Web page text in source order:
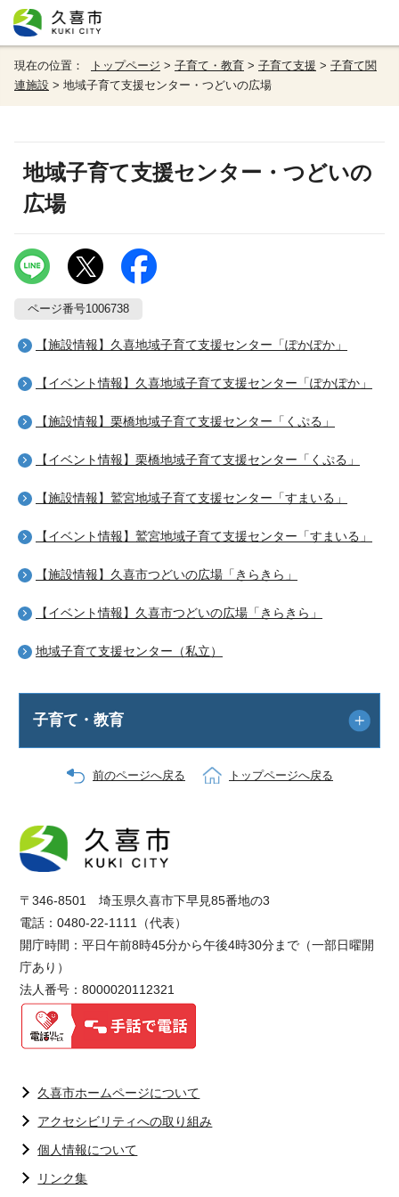
現在の位置： トップページ > 子育て・教育 > 子育て支援 > 子育て関
連施設 > 地域子育て支援センター・つどいの広場
地域子育て支援センター・つどいの
広場
ページ番号1006738
【施設情報】久喜地域子育て支援センター「ぽかぽか」
【イベント情報】久喜地域子育て支援センター「ぽかぽか」
【施設情報】栗橋地域子育て支援センター「くぷる」
【イベント情報】栗橋地域子育て支援センター「くぷる」
【施設情報】鷲宮地域子育て支援センター「すまいる」
【イベント情報】鷲宮地域子育て支援センター「すまいる」
【施設情報】久喜市つどいの広場「きらきら」
【イベント情報】久喜市つどいの広場「きらきら」
地域子育て支援センター（私立）
子育て・教育
前のページへ戻る トップページへ戻る
〒346-8501 埼玉県久喜市下早見85番地の3
電話：0480-22-1111（代表）
開庁時間：平日午前8時45分から午後4時30分まで（一部日曜開
庁あり）
法人番号：8000020112321
久喜市ホームページについて
アクセシビリティへの取り組み
個人情報について
リンク集